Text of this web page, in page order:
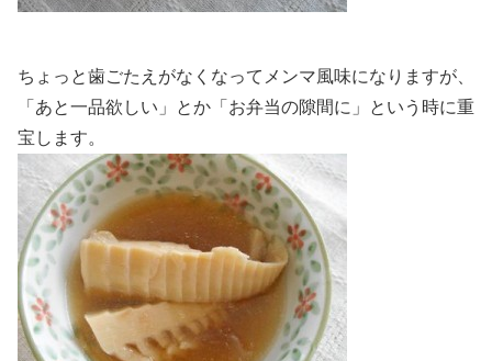
ちょっと歯ごたえがなくなってメンマ風味になりますが、
「あと一品欲しい」とか「お弁当の隙間に」という時に重
宝します。